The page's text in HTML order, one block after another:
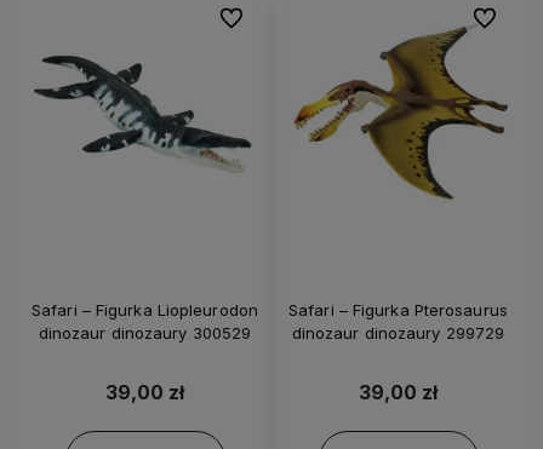
Safari – Figurka Liopleurodon
dinozaur dinozaury 300529
39,00 zł
Do ulubionych
Safari – Figurka Pterosaurus
dinozaur dinozaury 299729
39,00 zł
Do